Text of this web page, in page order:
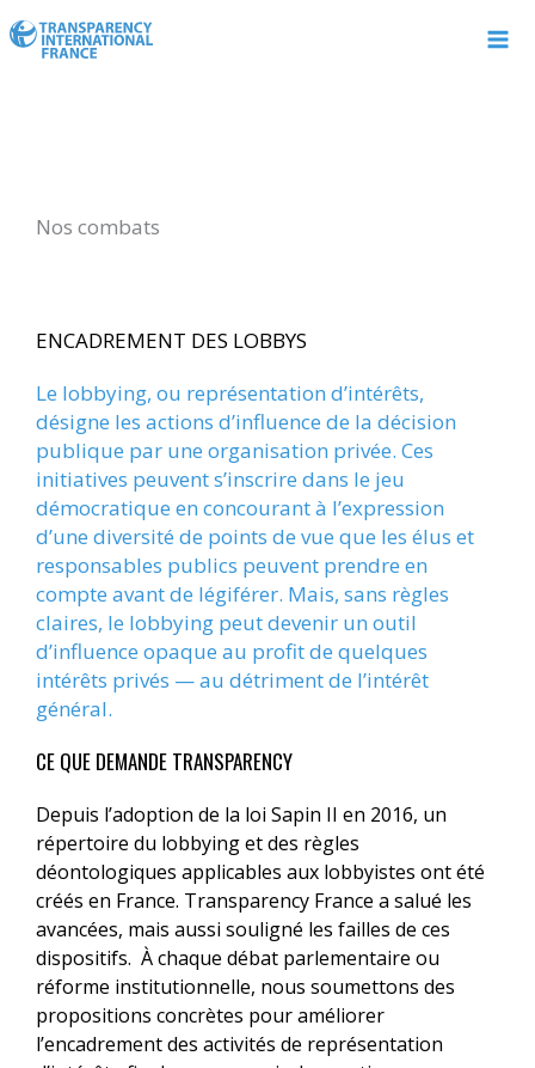
au
Nos combats
ENCADREMENT DES LOBBYS
Le lobbying, ou représentation d’intérêts,
désigne les actions d’influence de la décision
publique par une organisation privée. Ces
initiatives peuvent s’inscrire dans le jeu
démocratique en concourant à l’expression
d’une diversité de points de vue que les élus et
responsables publics peuvent prendre en
compte avant de légiférer. Mais, sans règles
claires, le lobbying peut devenir un outil
d’influence opaque au profit de quelques
intérêts privés — au détriment de l’intérêt
général.
CE QUE DEMANDE TRANSPARENCY
Depuis l’adoption de la loi Sapin II en 2016, un
répertoire du lobbying et des règles
déontologiques applicables aux lobbyistes ont été
créés en France. Transparency France a salué les
avancées, mais aussi souligné les failles de ces
dispositifs. À chaque débat parlementaire ou
réforme institutionnelle, nous soumettons des
propositions concrètes pour améliorer
l’encadrement des activités de représentation